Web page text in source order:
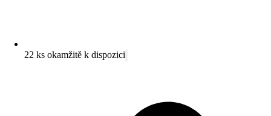
22 ks okamžitě k dispozici